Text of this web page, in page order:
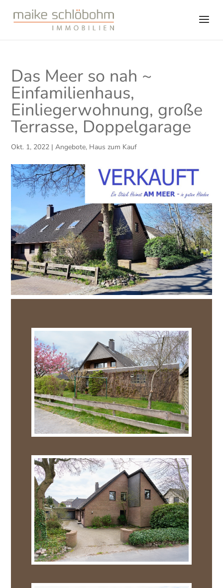
Das Meer so nah ~
Einfamilienhaus,
Einliegerwohnung, große
Terrasse, Doppelgarage
Okt. 1, 2022 |Angebote, Haus zum Kauf